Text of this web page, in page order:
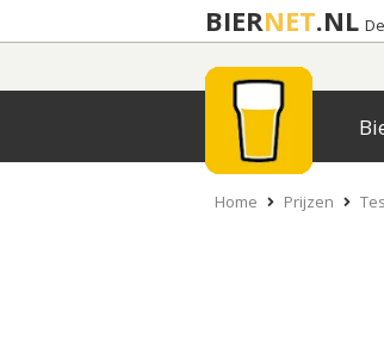
BIERNET.NL
Home Prijzen